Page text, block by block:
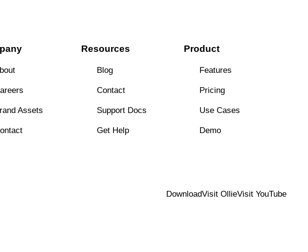
Assets
Resources
Blog
Contact
Support Docs
Get Help
Product
Features
Pricing
Use Cases
Demo
DownloadVisit OllieVisit YouTube